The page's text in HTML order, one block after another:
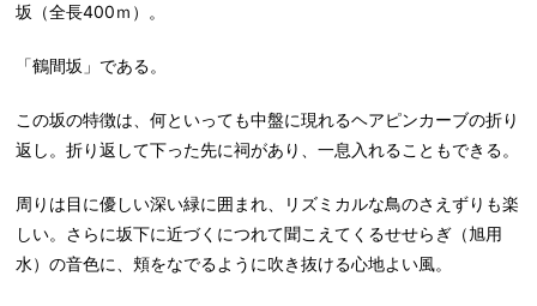
坂（全長400ｍ）。
「鶴間坂」である。
この坂の特徴は、何といっても中盤に現れるヘアピンカーブの折り
返し。折り返して下った先に祠があり、一息入れることもできる。
周りは目に優しい深い緑に囲まれ、リズミカルな鳥のさえずりも楽
しい。さらに坂下に近づくにつれて聞こえてくるせせらぎ（旭用
水）の音色に、頬をなでるように吹き抜ける心地よい風。